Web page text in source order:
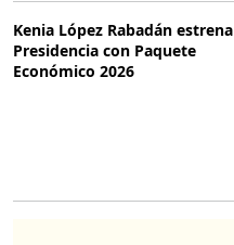
Kenia López Rabadán estrena
Presidencia con Paquete
Económico 2026